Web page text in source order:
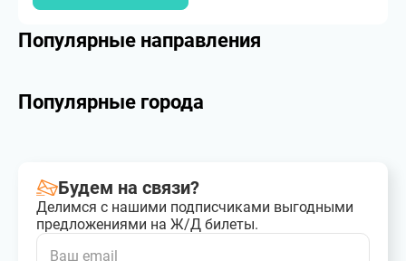
Популярные направления
Популярные города
Будем на связи?
Делимся с нашими подписчиками выгодными
предложениями на Ж/Д билеты.